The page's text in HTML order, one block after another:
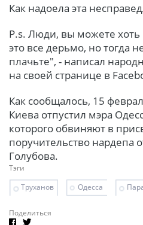
Как надоела эта
P.s. Люди, вы можете хоть
это все дерьмо, но тогда
плачьте", - написал
на своей странице в
Как сообщалось, 15
Киева отпустил мэра
которого обвиняют в
поручительство нардепа
Голубова.
Тэги
Труханов
Одесса
Поделиться